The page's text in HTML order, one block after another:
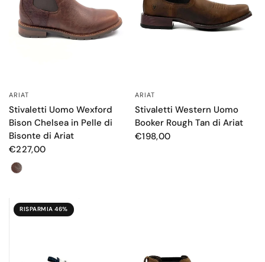
ARIAT
Stivaletti Uomo Wexford
Bison Chelsea in Pelle di
Bisonte di Ariat
€227,00
Colore
ARIAT
Stivaletti Western Uomo
Booker Rough Tan di Ariat
€198,00
RISPARMIA 46%